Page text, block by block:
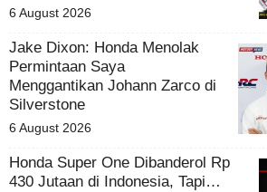
6 August 2026
Jake Dixon: Honda Menolak
Permintaan Saya
Menggantikan Johann Zarco di
Silverstone
6 August 2026
Honda Super One Dibanderol Rp
430 Jutaan di Indonesia, Tapi…